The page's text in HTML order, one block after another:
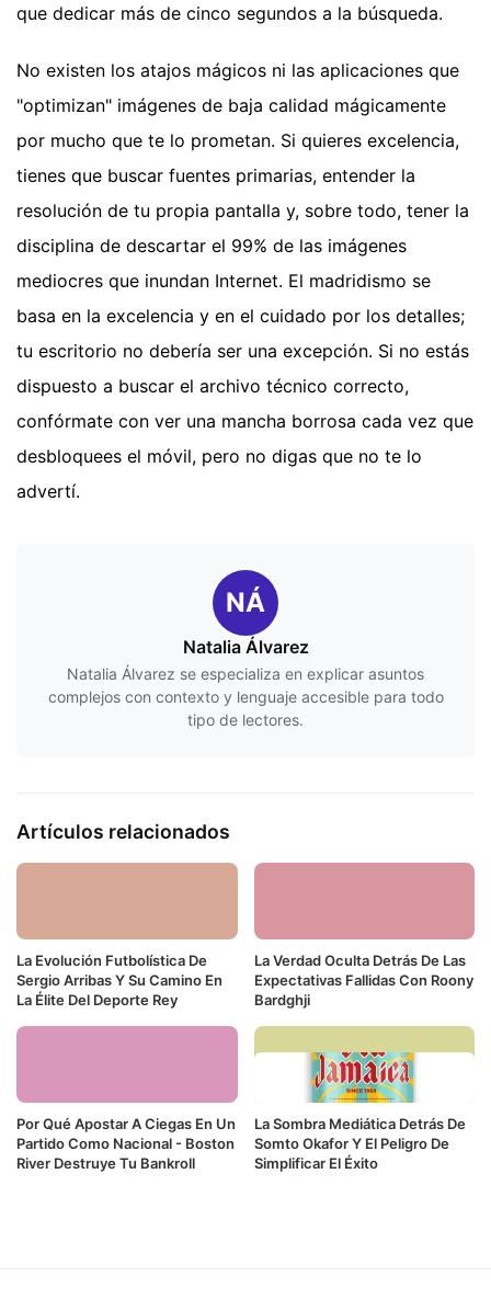
que dedicar más de cinco segundos a la búsqueda.
No existen los atajos mágicos ni las aplicaciones que
"optimizan" imágenes de baja calidad mágicamente
por mucho que te lo prometan. Si quieres excelencia,
tienes que buscar fuentes primarias, entender la
resolución de tu propia pantalla y, sobre todo, tener la
disciplina de descartar el 99% de las imágenes
mediocres que inundan Internet. El madridismo se
basa en la excelencia y en el cuidado por los detalles;
tu escritorio no debería ser una excepción. Si no estás
dispuesto a buscar el archivo técnico correcto,
confórmate con ver una mancha borrosa cada vez que
desbloquees el móvil, pero no digas que no te lo
advertí.
NÁ
Natalia Álvarez
Natalia Álvarez se especializa en explicar asuntos
complejos con contexto y lenguaje accesible para todo
tipo de lectores.
Artículos relacionados
La Evolución Futbolística De
Sergio Arribas Y Su Camino En
La Élite Del Deporte Rey
La Verdad Oculta Detrás De Las
Expectativas Fallidas Con Roony
Bardghji
Por Qué Apostar A Ciegas En Un
Partido Como Nacional - Boston
River Destruye Tu Bankroll
La Sombra Mediática Detrás De
Somto Okafor Y El Peligro De
Simplificar El Éxito